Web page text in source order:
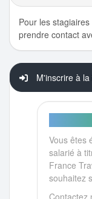
Pour les
prendre contact
M'inscrire à
Vous êtes
salarié à
France
souhaitez